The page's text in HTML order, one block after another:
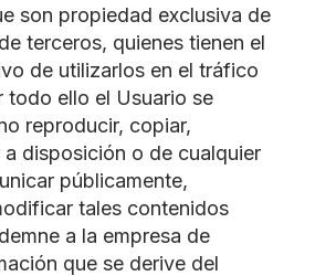
son propiedad exclusiva de
terceros, quienes tienen el
de utilizarlos en el tráfico
todo ello el Usuario se
reproducir, copiar,
disposición o de cualquier
públicamente,
tales contenidos
a la empresa de
que se derive del